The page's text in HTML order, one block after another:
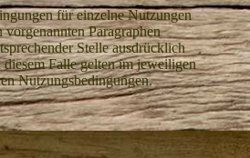
für einzelne Nutzungen
vorgenannten Paragraphen
Stelle ausdrücklich
Falle gelten im jeweiligen
Nutzungsbedingungen.